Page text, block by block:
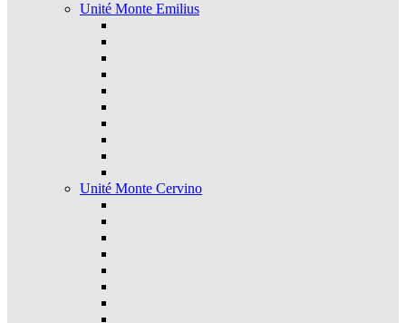
Unité Monte Emilius
Unité Monte Cervino